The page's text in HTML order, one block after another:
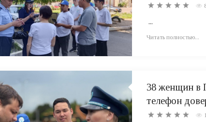
...
Читать полностью...
38 женщин в
телефон